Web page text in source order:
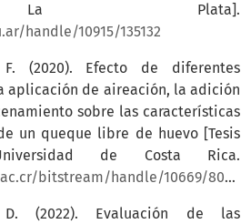
Plata].
handle/10915/135132
F. (2020). Efecto de diferentes
aplicación de aireación, la adición
sobre las características
un queque libre de huevo [Tesis
de Costa Rica.
80501/Fani%20Guardado%20Tesis%20Maestr%c3%ada.pdf
(2022). Evaluación de las